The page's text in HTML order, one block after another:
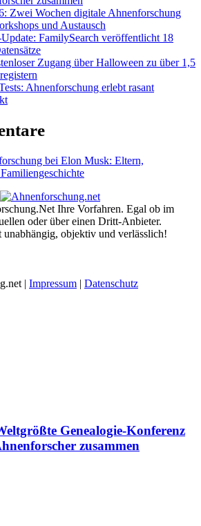
Zwei Wochen digitale Ahnenforschung
und Austausch
FamilySearch veröffentlicht 18
Zugang über Halloween zu über 1,5
Ahnenforschung erlebt rasant
bei Elon Musk: Eltern,
Ihre Vorfahren. Egal ob im
oder über einen Dritt-Anbieter.
objektiv und verlässlich!
| Impressum | Datenschutz
Genealogie-Konferenz
zusammen